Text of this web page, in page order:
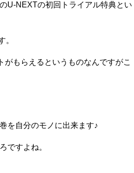
U-NEXTの初回トライアル特典とい
。
もらえるというものなんですがこ
を自分のモノに出来ます♪
ですよね。